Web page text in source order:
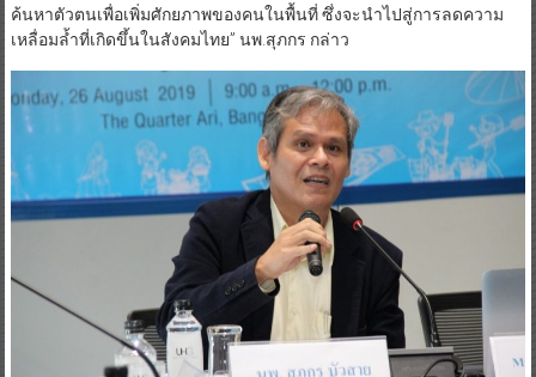
ค้นหาตัวตนเพื่อเพิ่มศักยภาพของคนในพื้นที่ ซึ่งจะนำไปสู่การลดความ
เหลื่อมล้ำที่เกิดขึ้นในสังคมไทย” นพ.สุภกร กล่าว